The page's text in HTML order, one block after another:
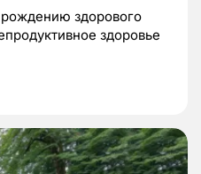
здорового
здоровье